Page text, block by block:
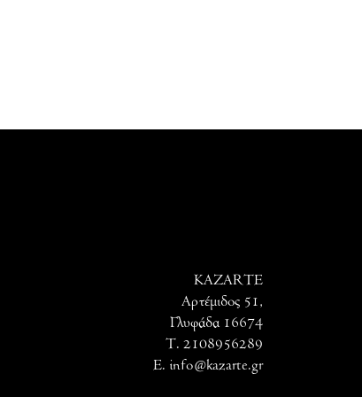
KAZARTE
Αρτέμιδος 51,
Γλυφάδα 16674
T. 2108956289
E. info@kazarte.gr